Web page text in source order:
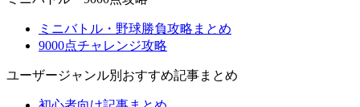
ミニバトル・野球勝負攻略まとめ
9000点チャレンジ攻略
ユーザージャンル別おすすめ記事まとめ